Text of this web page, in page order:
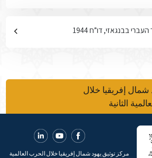
בבנגאזי, דו”ח 1944
شمال إفريقيا خلال
الثانية
مركز توثيق يهود شمال إفريقيا خلال الحرب العالمية